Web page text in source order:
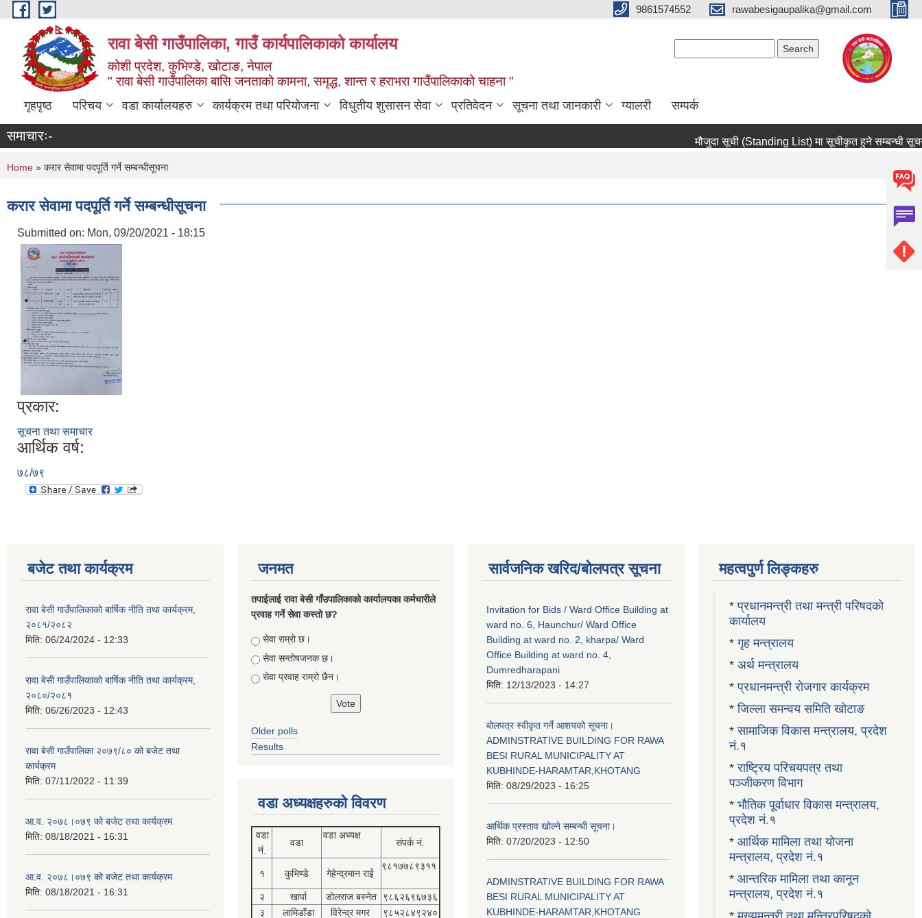
Skip to main content 9861574552 rawabesigaupalika@gmail.com
रावा बेसी गाउँपालिका, गाउँ कार्यपालिकाको कार्यालय
कोशी प्रदेश, कुभिण्डे, खोटाङ, नेपाल
" रावा बेसी गाउँपालिका बासि जनताको कामना, समृद्ध, शान्त र हराभरा गाउँपालिकाको चाहना "
गृहपृष्ठ परिचय वडा कार्यालयहरु कार्यक्रम तथा परियोजना विधुतीय शुसासन सेवा प्रतिवेदन सूचना तथा जानकारी ग्यालरी सम्पर्क
समाचारः- मौजुदा सूची (Standing List) मा सूचीकृत हुने सम्बन्धी सूचना !!!
You are here
Home » करार सेवामा पदपूर्ति गर्ने सम्बन्धीसूचना
करार सेवामा पदपूर्ति गर्ने सम्बन्धीसूचना
Submitted on: Mon, 09/20/2021 - 18:15
प्रकार:
सूचना तथा समाचार
आर्थिक वर्ष:
७८/७९
बजेट तथा कार्यक्रम
रावा बेसी गाउँपालिकाको बार्षिक नीति तथा कार्यक्रम,
२०८१/२०८२
मिति: 06/24/2024 - 12:33
रावा बेसी गाउँपालिकाको बार्षिक नीति तथा कार्यक्रम,
२०८०/२०८१
मिति: 06/26/2023 - 12:43
रावा बेसी गाउँपालिका २०७९/८० को बजेट तथा
कार्यक्रम
मिति: 07/11/2022 - 11:39
आ.व. २०७८।०७९ को बजेट तथा कार्यक्रम
मिति: 08/18/2021 - 16:31
आ.व. २०७८।०७९ को बजेट तथा कार्यक्रम
मिति: 08/18/2021 - 16:31
जनमत
तपाईलाई रावा बेसी गाँउपालिकाको कार्यालयका कर्मचारीले
प्रवाह गर्ने सेवा कस्तो छ?
Choices
सेवा राम्रो छ।
सेवा सन्तोषजनक छ।
सेवा प्रवाह राम्रो छैन।
Older polls
Results
वडा अध्यक्षहरुको विवरण
वडा
नं.
वडा
वडा अध्यक्ष
संपर्क नं.
१ कुभिण्डे गेहेन्द्रमान राई
९८१७७८९३११
२ खार्पा डोलराज बस्नेत
९८६२६९६७३६
३
लामिडाँडा विरेन्द्र मगर ९८५२८४९२४०
सार्वजनिक खरिद/बोलपत्र सूचना
Invitation for Bids / Ward Office Building at
ward no. 6, Haunchur/ Ward Office
Building at ward no. 2, kharpa/ Ward
Office Building at ward no. 4,
Dumredharapani
मिति: 12/13/2023 - 14:27
बोलपत्र स्वीकृत गर्ने आशयको सूचना।
ADMINSTRATIVE BUILDING FOR RAWA
BESI RURAL MUNICIPALITY AT
KUBHINDE-HARAMTAR,KHOTANG
मिति: 08/29/2023 - 16:25
आर्थिक प्रस्ताव खोल्ने सम्बन्धी सूचना।
मिति: 07/20/2023 - 12:50
ADMINSTRATIVE BUILDING FOR RAWA
BESI RURAL MUNICIPALITY AT
KUBHINDE-HARAMTAR,KHOTANG
महत्वपुर्ण लिङ्कहरु
*प्रधानमन्त्री तथा मन्त्री परिषदको
कार्यालय
*गृह मन्त्रालय
* अर्थ मन्त्रालय
*प्रधानमन्त्री रोजगार कार्यक्रम
*जिल्ला समन्वय समिति खोटाङ
*सामाजिक विकास मन्त्रालय, प्रदेश
नं.१
*राष्ट्रिय परिचयपत्र तथा
पञ्जीकरण विभाग
* भौतिक पूर्वाधार विकास मन्त्रालय,
प्रदेश नं.१
* आर्थिक मामिला तथा योजना
मन्त्रालय, प्रदेश नं.१
* आन्तरिक मामिला तथा कानून
मन्त्रालय, प्रदेश नं.१